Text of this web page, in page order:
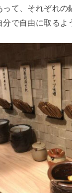
って、それぞれの
で自由に取るよ